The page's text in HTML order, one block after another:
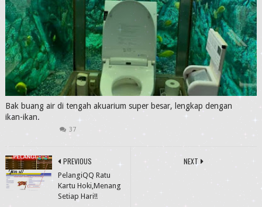
Bak buang air di tengah akuarium super besar, lengkap dengan
ikan-ikan.
37
NEXT
PREVIOUS
PelangiQQ Ratu
Kartu Hoki,Menang
Setiap Hari!!